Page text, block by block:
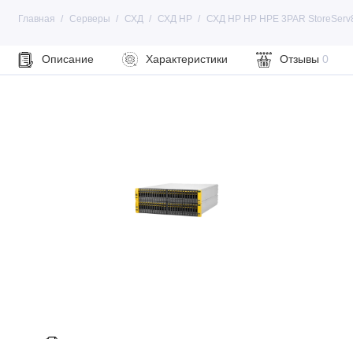
Главная Серверы СХД СХД HP СХД HP HP HPE 3PAR
Описание Характеристики Отзывы 0